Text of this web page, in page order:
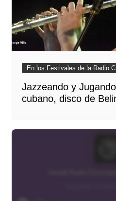
En los Festivales de la Radio
Jazzeando y
cubano, disco de